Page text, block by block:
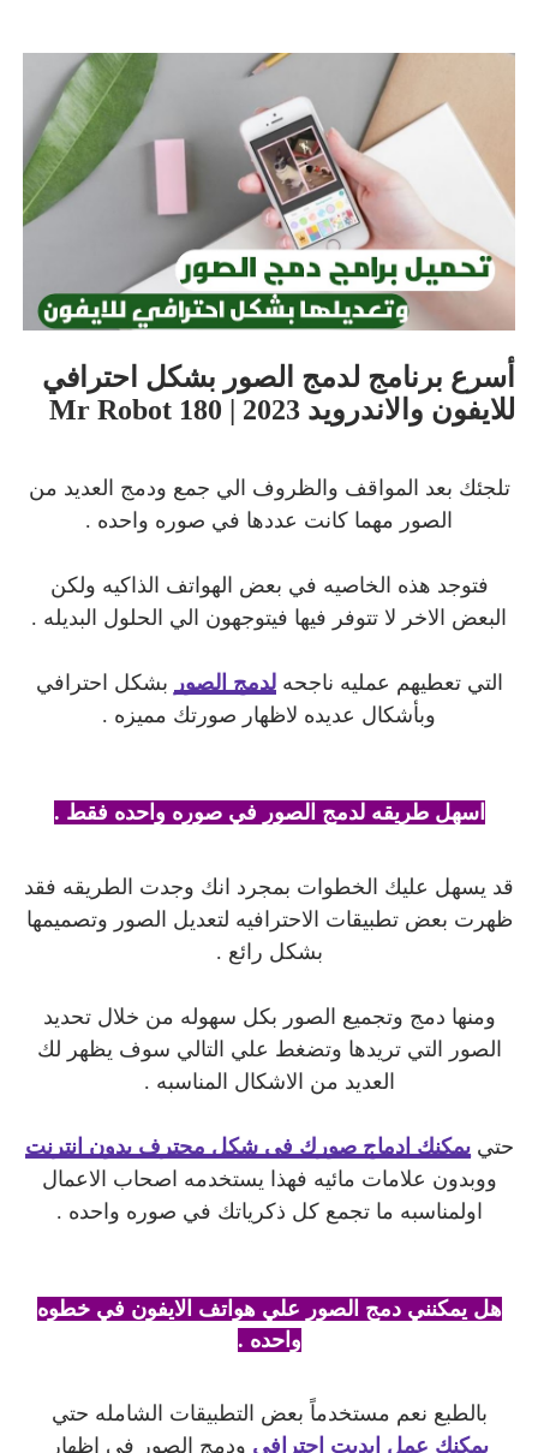
أسرع برنامج لدمج الصور بشكل احترافي
للايفون والاندرويد 2023 | Mr Robot 180
تلجئك بعد المواقف والظروف الي جمع ودمج العديد من
الصور مهما كانت عددها في صوره واحده .
فتوجد هذه الخاصيه في بعض الهواتف الذاكيه ولكن
البعض الاخر لا تتوفر فيها فيتوجهون الي الحلول البديله .
التي تعطيهم عمليه ناجحهلدمج الصور بشكل احترافي
وبأشكال عديده لاظهار صورتك مميزه .
اسهل طريقه لدمج الصور في صوره واحده فقط .
قد يسهل عليك الخطوات بمجرد انك وجدت الطريقه فقد
ظهرت بعض تطبيقات الاحترافيه لتعديل الصور وتصميمها
بشكل رائع .
ومنها دمج وتجميع الصور بكل سهوله من خلال تحديد
الصور التي تريدها وتضغط علي التالي سوف يظهر لك
العديد من الاشكال المناسبه .
حتييمكنك ادماج صورك في شكل محترف بدون انترنت
ووبدون علامات مائيه فهذا يستخدمه اصحاب الاعمال
اولمناسبه ما تجمع كل ذكرياتك في صوره واحده .
هل يمكنني دمج الصور علي هواتف الايفون في خطوه
واحده .
بالطبع نعم مستخدماً بعض التطبيقات الشامله حتي
يمكنك عمل ايديت احترافي ودمج الصور في اظهار